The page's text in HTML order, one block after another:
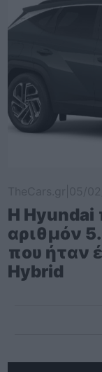
Η Hyundai
αριθμόν
που ήταν
Hybrid